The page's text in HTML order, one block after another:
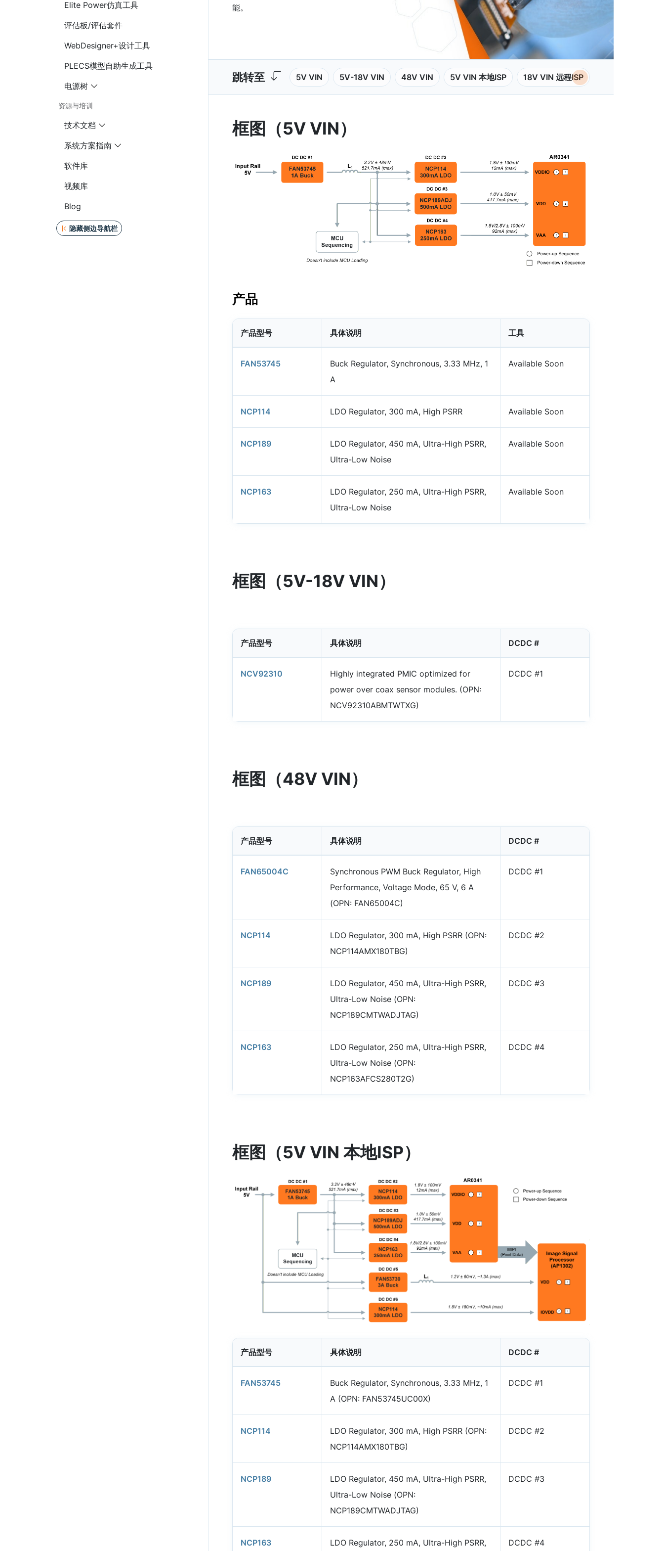
Elite Power仿真工具
评估板/评估套件
WebDesigner+设计工具
PLECS模型自助生成工具
电源树
资源与培训
技术文档
系统方案指南
软件库
视频库
Blog
隐藏侧边导航栏
能。
跳转至 5V VIN 5V-18V VIN 48V VIN 5V VIN 本地ISP 18V VIN 远程ISP
框图（5V VIN）
产品
产品型号 具体说明 工具
FAN53745
Buck Regulator, Synchronous, 3.33 MHz, 1
A
Available Soon
NCP114 LDO Regulator, 300 mA, High PSRR Available Soon
NCP189
LDO Regulator, 450 mA, Ultra-High PSRR,
Ultra-Low Noise
Available Soon
NCP163
LDO Regulator, 250 mA, Ultra-High PSRR,
Ultra-Low Noise
Available Soon
框图（5V-18V VIN）
产品型号 具体说明 DCDC #
NCV92310
Highly integrated PMIC optimized for
power over coax sensor modules. (OPN:
NCV92310ABMTWTXG)
DCDC #1
框图（48V VIN）
产品型号 具体说明 DCDC #
FAN65004C
Synchronous PWM Buck Regulator, High
Performance, Voltage Mode, 65 V, 6 A
(OPN: FAN65004C)
DCDC #1
NCP114
LDO Regulator, 300 mA, High PSRR (OPN:
NCP114AMX180TBG)
DCDC #2
NCP189
LDO Regulator, 450 mA, Ultra-High PSRR,
Ultra-Low Noise (OPN:
NCP189CMTWADJTAG)
DCDC #3
NCP163
LDO Regulator, 250 mA, Ultra-High PSRR,
Ultra-Low Noise (OPN:
NCP163AFCS280T2G)
DCDC #4
框图（5V VIN 本地ISP）
产品型号 具体说明 DCDC #
FAN53745
Buck Regulator, Synchronous, 3.33 MHz, 1
A (OPN: FAN53745UC00X)
DCDC #1
NCP114
LDO Regulator, 300 mA, High PSRR (OPN:
NCP114AMX180TBG)
DCDC #2
NCP189
LDO Regulator, 450 mA, Ultra-High PSRR,
Ultra-Low Noise (OPN:
NCP189CMTWADJTAG)
DCDC #3
NCP163 LDO Regulator, 250 mA, Ultra-High PSRR, DCDC #4